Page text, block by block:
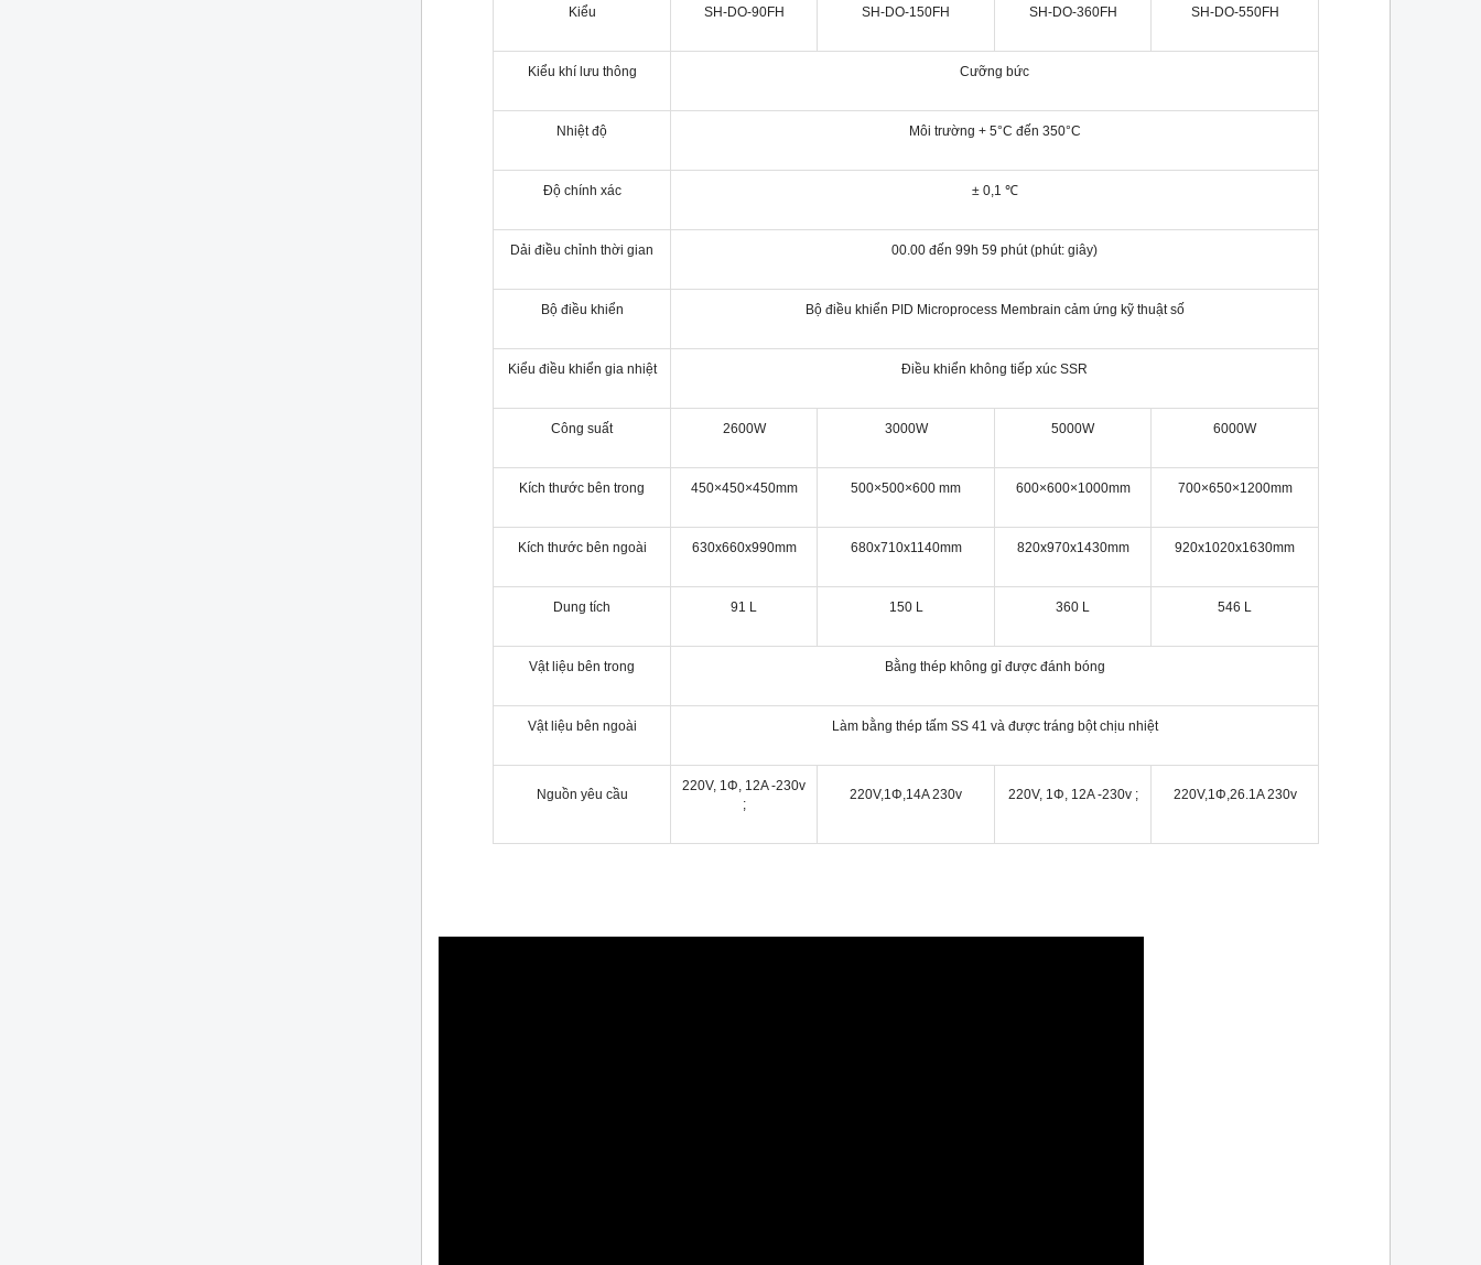
Kiểu SH-DO-90FH SH-DO-150FH SH-DO-360FH SH-DO-550FH
Kiểu khí lưu thông Cưỡng bức
Nhiệt độ Môi trường + 5°C đến 350°C
Độ chính xác ± 0,1 ℃
Dải điều chỉnh thời gian 00.00 đến 99h 59 phút (phút: giây)
Bộ điều khiển Bộ điều khiển PID Microprocess Membrain cảm ứng kỹ thuật số
Kiểu điều khiển gia nhiệt Điều khiển không tiếp xúc SSR
Công suất 2600W 3000W 5000W 6000W
Kích thước bên trong 450×450×450mm 500×500×600 mm 600×600×1000mm 700×650×1200mm
Kích thước bên ngoài 630x660x990mm 680x710x1140mm 820x970x1430mm 920x1020x1630mm
Dung tích 91 L 150 L 360 L 546 L
Vật liệu bên trong Bằng thép không gỉ được đánh bóng
Vật liệu bên ngoài Làm bằng thép tấm SS 41 và được tráng bột chịu nhiệt
Nguồn yêu cầu
220V, 1Φ, 12A -230v
;
220V,1Φ,14A 230v 220V, 1Φ, 12A -230v ; 220V,1Φ,26.1A 230v